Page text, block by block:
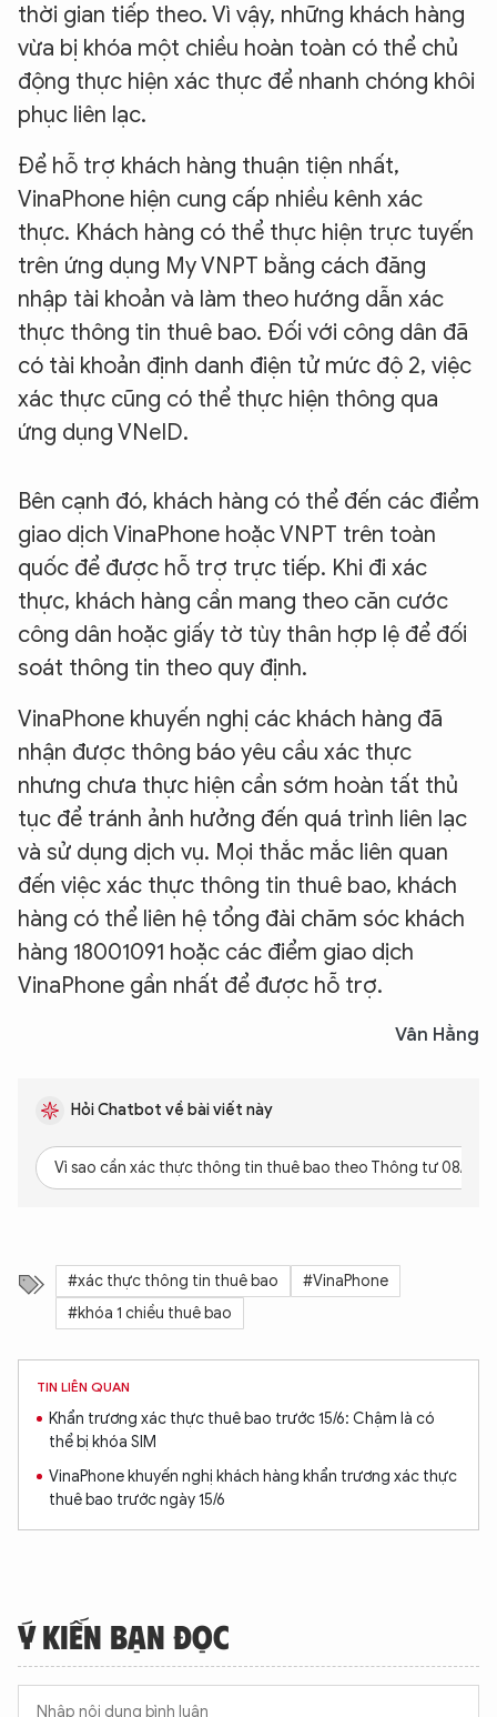
thời gian tiếp theo. Vì vậy, những khách hàng
vừa bị khóa một chiều hoàn toàn có thể chủ
động thực hiện xác thực để nhanh chóng khôi
phục liên lạc.
Để hỗ trợ khách hàng thuận tiện nhất,
VinaPhone hiện cung cấp nhiều kênh xác
thực. Khách hàng có thể thực hiện trực tuyến
trên ứng dụng My VNPT bằng cách đăng
nhập tài khoản và làm theo hướng dẫn xác
thực thông tin thuê bao. Đối với công dân đã
có tài khoản định danh điện tử mức độ 2, việc
xác thực cũng có thể thực hiện thông qua
ứng dụng VNeID.
Bên cạnh đó, khách hàng có thể đến các điểm
giao dịch VinaPhone hoặc VNPT trên toàn
quốc để được hỗ trợ trực tiếp. Khi đi xác
thực, khách hàng cần mang theo căn cước
công dân hoặc giấy tờ tùy thân hợp lệ để đối
soát thông tin theo quy định.
VinaPhone khuyến nghị các khách hàng đã
nhận được thông báo yêu cầu xác thực
nhưng chưa thực hiện cần sớm hoàn tất thủ
tục để tránh ảnh hưởng đến quá trình liên lạc
và sử dụng dịch vụ. Mọi thắc mắc liên quan
đến việc xác thực thông tin thuê bao, khách
hàng có thể liên hệ tổng đài chăm sóc khách
hàng 18001091 hoặc các điểm giao dịch
VinaPhone gần nhất để được hỗ trợ.
Vân Hằng
Hỏi Chatbot về bài viết này
Vì sao cần xác thực thông tin thuê bao theo Thông tư 08/
#xác thực thông tin thuê bao
#VinaPhone
#khóa 1 chiều thuê bao
TIN LIÊN QUAN
Khẩn trương xác thực thuê bao trước 15/6: Chậm là có
thể bị khóa SIM
VinaPhone khuyến nghị khách hàng khẩn trương xác thực
thuê bao trước ngày 15/6
Ý KIẾN BẠN ĐỌC